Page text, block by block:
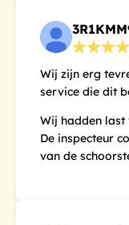
Wij zijn erg
service die dit
Wij hadden last
De inspecteur
van de